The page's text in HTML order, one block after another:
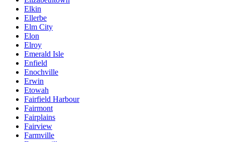
Elkin
Ellerbe
Elm City
Elon
Elroy
Emerald Isle
Enfield
Enochville
Erwin
Etowah
Fairfield Harbour
Fairmont
Fairplains
Fairview
Farmville